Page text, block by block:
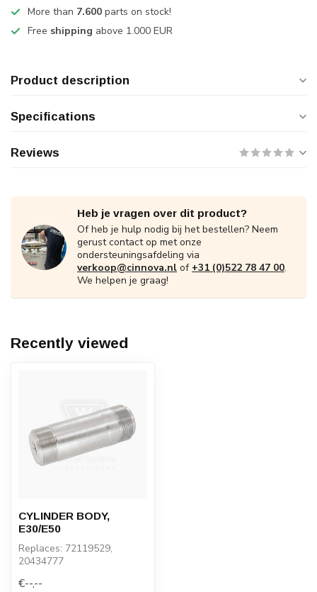
More than 7.600 parts on stock!
Free shipping above 1.000 EUR
Product description
Specifications
Reviews
Heb je vragen over dit product?
Of heb je hulp nodig bij het bestellen? Neem
gerust contact op met onze
ondersteuningsafdeling via
verkoop@cinnova.nl of +31 (0)522 78 47 00.
We helpen je graag!
Recently viewed
CYLINDER BODY,
E30/E50
Replaces: 72119529,
20434777
€--,--